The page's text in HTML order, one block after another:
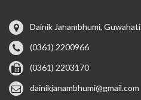
Dainik Janambhumi, Guwahati
(0361) 2200966
(0361) 2203170
dainikjanambhumi@gmail.com